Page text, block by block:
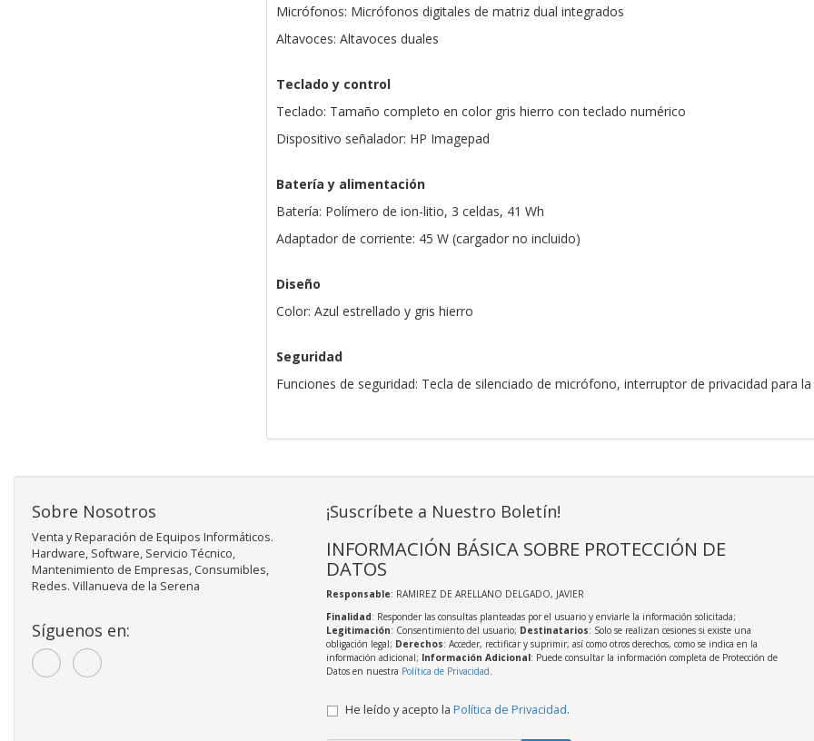
Micrófonos: Micrófonos digitales de matriz dual integrados
Altavoces: Altavoces duales
Teclado y control
Teclado: Tamaño completo en color gris hierro con teclado numérico
Dispositivo señalador: HP Imagepad
Batería y alimentación
Batería: Polímero de ion-litio, 3 celdas, 41 Wh
Adaptador de corriente: 45 W (cargador no incluido)
Diseño
Color: Azul estrellado y gris hierro
Seguridad
Funciones de seguridad: Tecla de silenciado de micrófono, interruptor de privacidad para
Sobre Nosotros
Venta y Reparación de Equipos Informáticos.
Hardware, Software, Servicio Técnico,
Mantenimiento de Empresas, Consumibles,
Redes. Villanueva de la Serena
Síguenos en:
¡Suscríbete a Nuestro Boletín!
INFORMACIÓN BÁSICA SOBRE PROTECCIÓN DE
DATOS
Responsable: RAMIREZ DE ARELLANO DELGADO, JAVIER
Finalidad: Responder las consultas planteadas por el usuario y enviarle la información solicitada;
Legitimación: Consentimiento del usuario; Destinatarios: Solo se realizan cesiones si existe una
obligación legal; Derechos: Acceder, rectificar y suprimir, así como otros derechos, como se indica en la
información adicional; Información Adicional: Puede consultar la información completa de Protección de
Datos en nuestra Política de Privacidad.
He leído y acepto la Política de Privacidad.